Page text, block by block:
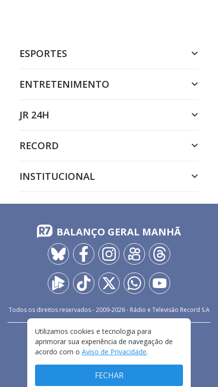
ESPORTES
ENTRETENIMENTO
JR 24H
RECORD
INSTITUCIONAL
BALANÇO GERAL MANHÃ
Todos os direitos reservados - 2009-2026- Rádio e Televisão Record S.A
FALE CONOSCO
PRIVACIDADE
TERMOS E CONDIÇÕES DE USO
Utilizamos cookies e tecnologia para
aprimorar sua experiência de navegação de
acordo com o Aviso de Privacidade.
FECHAR